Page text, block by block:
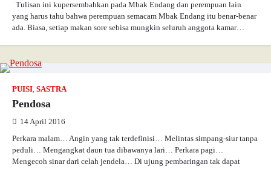
Tulisan ini kupersembahkan pada Mbak Endang dan perempuan lain
yang harus tahu bahwa perempuan semacam Mbak Endang itu benar-benar
ada. Biasa, setiap makan sore sebisa mungkin seluruh anggota kamar…
PUISI, SASTRA
Pendosa
14 April 2016
Perkara malam… Angin yang tak terdefinisi… Melintas simpang-siur tanpa
peduli… Mengangkat daun tua dibawanya lari… Perkara pagi…
Mengecoh sinar dari celah jendela… Di ujung pembaringan tak dapat